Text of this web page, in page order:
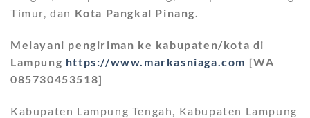
Timur, dan Kota Pangkal Pinang.
Melayani pengiriman ke kabupaten/kota di
Lampung https://www.markasniaga.com [WA
085730453518]
Kabupaten Lampung Tengah, Kabupaten Lampung